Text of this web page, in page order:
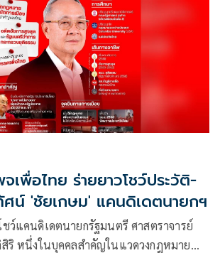
เพื่อไทย ร่ายยาวโชว์ประวัติ-
น์ 'ชัยเกษม' แคนดิเดตนายกฯ
ว์แคนดิเดตนายกรัฐมนตรี ศาสตราจารย์
ริ หนึ่งในบุคคลสำคัญในแวดวงกฎหมาย